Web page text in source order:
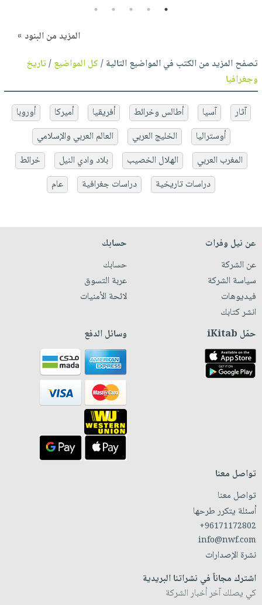
1
2
3
4
5
المزيد من البنود »
تصفح المزيد من الكتب في المواضيع التالية /كل المواضيع/تاريخ
وجغرافيا
آثار آسيا أطالس وخرائط أفريقيا أميركا
أوروبا
أوستراليا
الخليج العربي
العالم العربي والإسلامي
المغرب العربي
الهلال الخصيب بلاد وادي النيل
خرائط
دراسات تاريخية
دراسات جغرافية عام
عن نيل وفرات
عن الشركة
سياسة الشركة
فيديوهات
انشر كتابك
حسابك
حسابك
عربة التسوق
لائحة الأمنيات
حمّل iKitab وسائل الدفع
تواصل معنا
تواصل معنا
أسئلة يتكرر طرحها
+96171172802
info@nwf.com
نشرة الإصدارات
اشترك مجاناً في نشراتنا البريدية
كي يصلك آخر أخبار الشركة